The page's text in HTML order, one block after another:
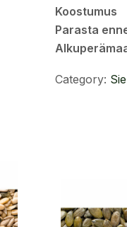
Koostumus
Parasta
Category: